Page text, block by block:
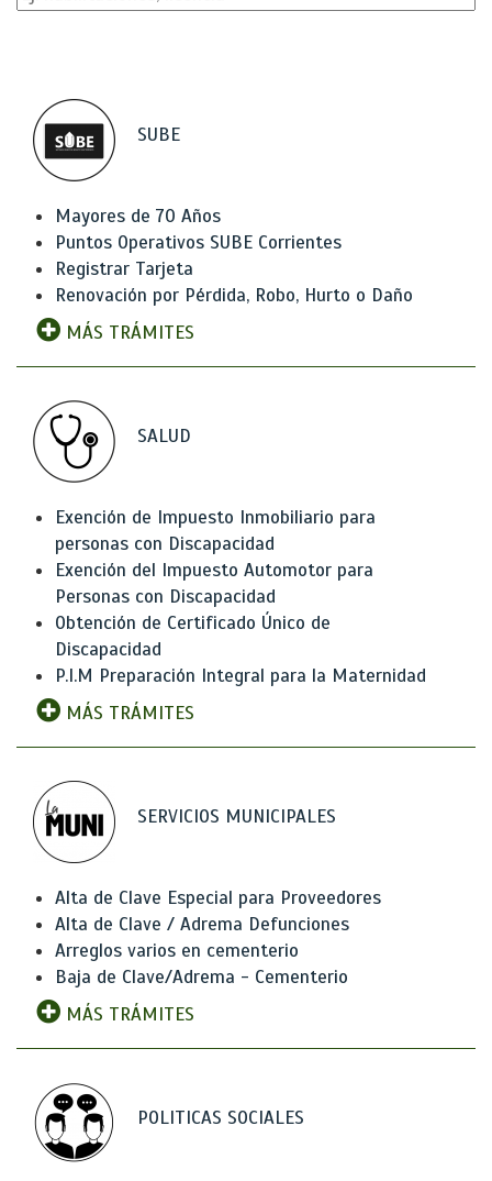
SUBE
Mayores de 70 Años
Puntos Operativos SUBE Corrientes
Registrar Tarjeta
Renovación por Pérdida, Robo, Hurto o Daño
MÁS TRÁMITES
SALUD
Exención de Impuesto Inmobiliario para
personas con Discapacidad
Exención del Impuesto Automotor para
Personas con Discapacidad
Obtención de Certificado Único de
Discapacidad
P.I.M Preparación Integral para la Maternidad
MÁS TRÁMITES
SERVICIOS MUNICIPALES
Alta de Clave Especial para Proveedores
Alta de Clave / Adrema Defunciones
Arreglos varios en cementerio
Baja de Clave/Adrema - Cementerio
MÁS TRÁMITES
POLITICAS SOCIALES